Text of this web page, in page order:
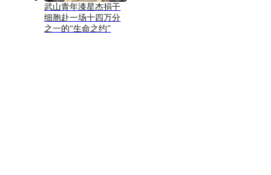
武山青年漆星杰捐干
细胞赴一场十四万分
之一的“生命之约”